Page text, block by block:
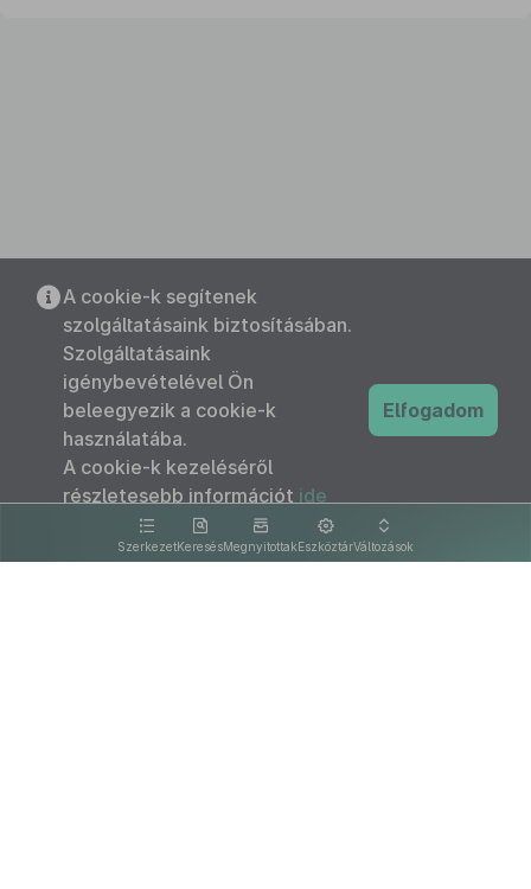
SzerkezetKeresésMegnyitottakEszköztárVáltozások
A cookie-k segítenek
szolgáltatásaink biztosításában.
Szolgáltatásaink
igénybevételével Ön
beleegyezik a cookie-k
használatába.
A cookie-k kezeléséről
részletesebb információt ide
kattintva olvashat.
Elfogadom